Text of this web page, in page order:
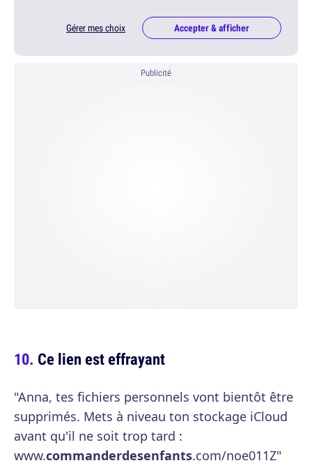
Gérer mes choix Accepter & afficher
Publicité
Ce lien est effrayant
"Anna, tes fichiers personnels vont bientôt être
supprimés. Mets à niveau ton stockage iCloud
avant qu'il ne soit trop tard :
www.commanderdesenfants.com/noe011Z"